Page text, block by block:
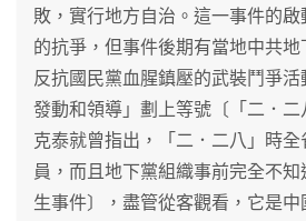
敗，實行地方自治。這一事件的
的抗爭，但事件後期有當地中共
反抗國民黨血腥鎮壓的武裝鬥爭
發動和領導」劃上等號〔「二．
克泰就曾指出，「二．二八」時
員，而且地下黨組織事前完全不
生事件〕，盡管從客觀看，它是